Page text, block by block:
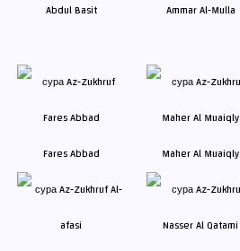
Abdul Basit Ammar Al-Mulla
Fares Abbad Maher Al Muaiqly